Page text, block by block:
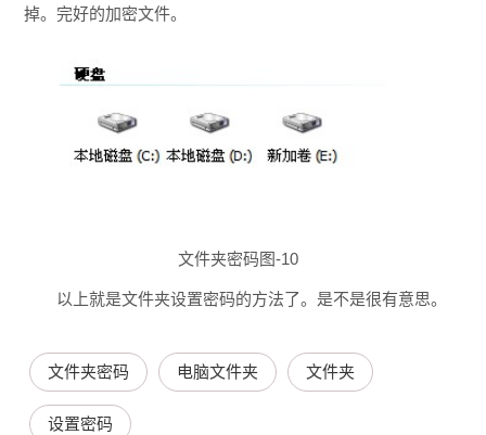
掉。完好的加密文件。
文件夹密码图-10
以上就是文件夹设置密码的方法了。是不是很有意思。
文件夹密码 电脑文件夹 文件夹
设置密码